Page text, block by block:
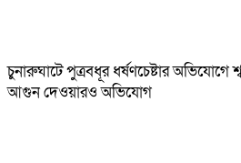
চুনারুঘাটে পুত্রবধূর ধর্ষণচেষ্টার অভিযোগে
আগুন দেওয়ারও অভিযোগ